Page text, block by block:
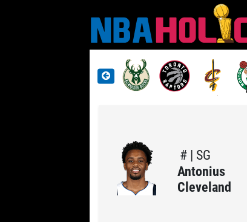
# | SG
Antonius
Cleveland